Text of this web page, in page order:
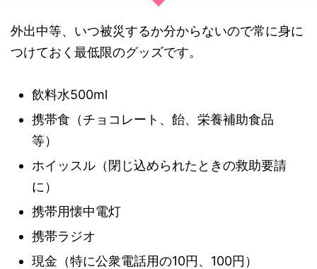
外出中等、いつ被災するか分からないので常に身に
つけておく最低限のグッズです。
飲料水500ml
携帯食（チョコレート、飴、栄養補助食品
等）
ホイッスル（閉じ込められたときの救助要請
に）
携帯用懐中電灯
携帯ラジオ
現金（特に公衆電話用の10円、100円）